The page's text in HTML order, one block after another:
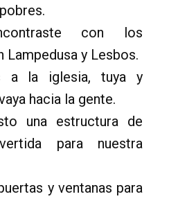
con los
Lampedusa y Lesbos.
a la iglesia, tuya y
hacia la gente.
una estructura de
para nuestra
y ventanas para